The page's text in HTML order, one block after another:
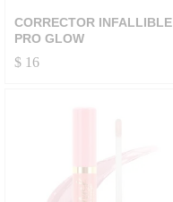
CORRECTOR INFALLIBLE
PRO GLOW
$ 16